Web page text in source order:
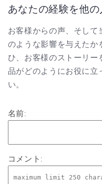
あなたの経験を他の
お客様からの声、そし
のような影響を与えた
ひ、お客様のストーリ
品がどのようにお役に立
い。
名前:
コメント: